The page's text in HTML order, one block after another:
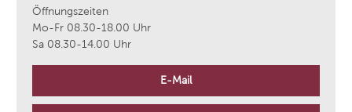
Öffnungszeiten
Mo-Fr 08.30-18.00 Uhr
Sa 08.30-14.00 Uhr
E-Mail